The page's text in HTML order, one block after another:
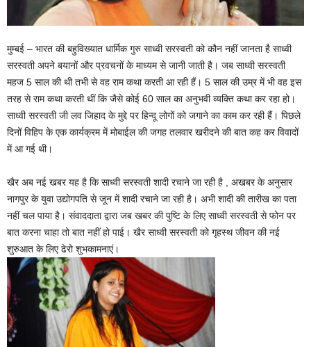
मुम्बई – भारत की बहुविख्यात धार्मिक गुरु साध्वी सरस्वती को कौन नहीं जानता है साध्वी
सरस्वती अपने बयानों और प्रवचनों के माध्यम से जानी जाती है। जब साध्वी सरस्वती
महज 5 साल की थी तभी से वह राम कथा करती आ रही हैं। 5 साल की उम्र में भी वह इस
तरह से राम कथा करती थीं कि जैसे कोई 60 साल का अनुभवी व्यक्ति कथा कर रहा हो।
साध्वी सरस्वती जी लव जिहाद के मुद्दे पर हिन्दू लोगों को जगाने का काम कर रही हैं। पिछले
दिनों विहिप के एक कार्यक्रम में मोबाईल की जगह तलवार खरीदने की बात कह कर विवादों
में आ गई थी।
खैर अब नई खबर यह है कि साध्वी सरस्वती शादी रचाने जा रही है , अखबर के अनुसार
नागपुर के युवा उद्योगपति से जून में शादी रचाने जा रही है। अभी शादी की तारीख का पता
नहीं चल पाया है। संवाददाता द्वारा जब खबर की पुष्टि के लिए साध्वी सरस्वती से फोन पर
बात करना चाहा तो बात नहीं हो पाई। खैर साध्वी सरस्वती को गृहस्थ जीवन की नई
शुरुआत के लिए ढेरो शुभकामनाएं।